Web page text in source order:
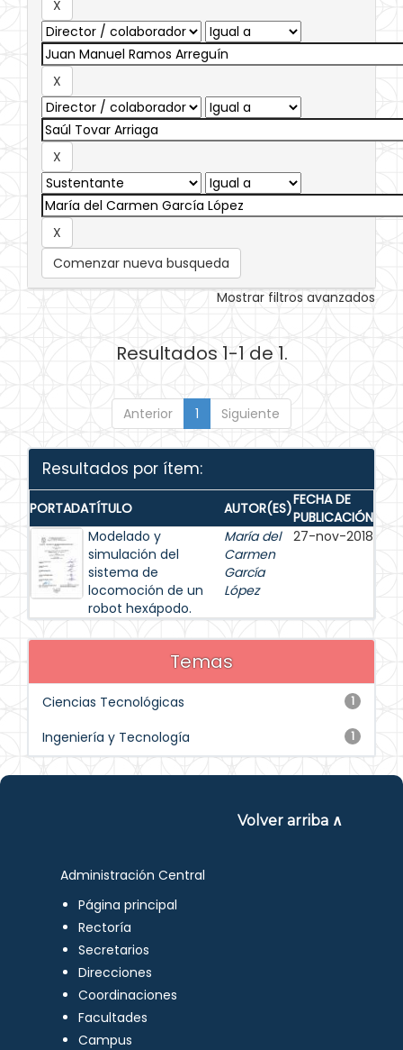
Comenzar nueva busqueda
Mostrar filtros avanzados
Resultados 1-1 de 1.
Anterior 1 Siguiente
Resultados por ítem:
PORTADATÍTULO AUTOR(ES)FECHA DE
PUBLICACIÓN
Modelado y
simulación del
sistema de
locomoción de un
robot hexápodo.
María del
Carmen
García
López
27-nov-2018
Temas
1
Ciencias Tecnológicas
1
Ingeniería y Tecnología
Volver arriba ∧
Administración Central
Página principal
Rectoría
Secretarios
Direcciones
Coordinaciones
Facultades
Campus